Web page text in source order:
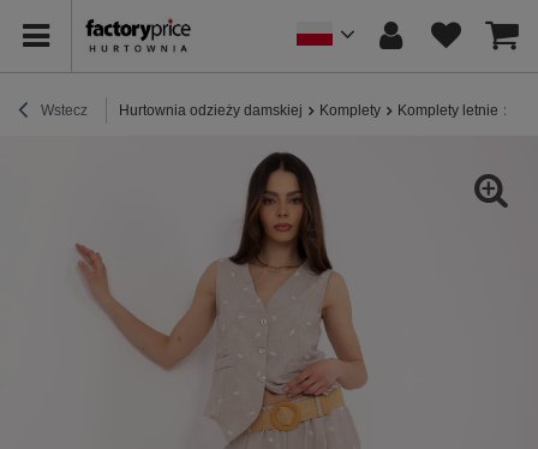
Wstecz Hurtownia odzieży damskiej Komplety Komplety letnie